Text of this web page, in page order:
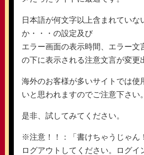
日本語が何文字以上含まれていな
か・・・の設定及び
エラー画面の表示時間、エラー文
の下に表示される注意文言が変更
海外のお客様が多いサイトでは使
いと思われますのでご注意下さい。
是非、試してみてください。
※注意！！：「書けちゃうじゃん
ログアウトしてください。ログイ